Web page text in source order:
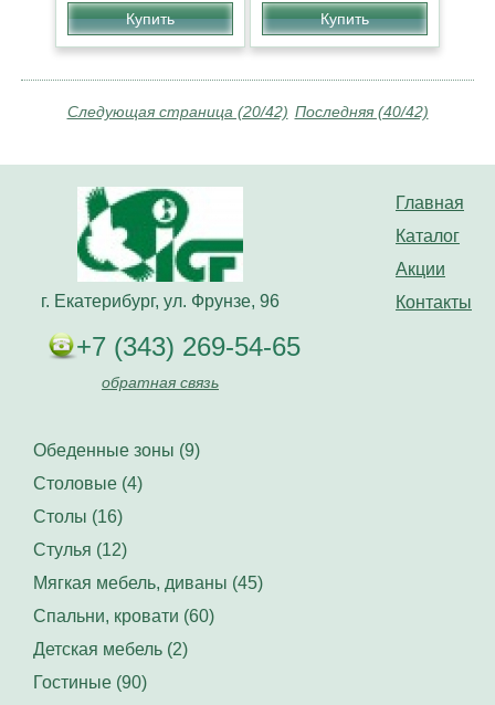
Купить Купить
Следующая страница (20/42) Последняя (40/42)
Главная
Каталог
Акции
Контакты
г. Екатерибург, ул. Фрунзе, 96
+7 (343) 269-54-65
обратная связь
Обеденные зоны (9)
Столовые (4)
Столы (16)
Стулья (12)
Мягкая мебель, диваны (45)
Спальни, кровати (60)
Детская мебель (2)
Гостиные (90)